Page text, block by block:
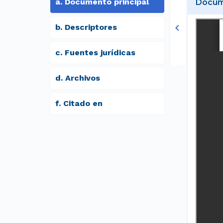
b. Descriptores
c. Fuentes jurídicas
d. archivos
f. Citado en